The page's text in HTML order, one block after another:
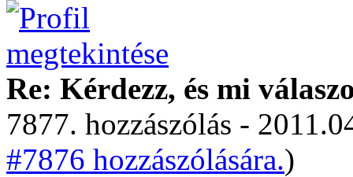
Re: Kérdezz, és mi
7877. hozzászólás -
#7876 hozzászólására.)